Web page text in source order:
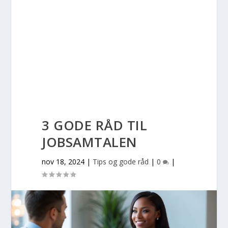
3 GODE RÅD TIL
JOBSAMTALEN
nov 18, 2024 | Tips og gode råd |0 |